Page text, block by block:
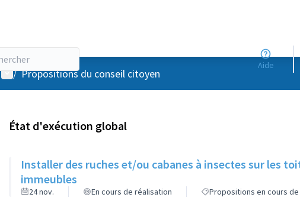
Aide
Menu utilisateur
/ Propositions du conseil citoyen
État d'exécution global
Installer des ruches et/ou cabanes à insectes sur les
immeubles
24 nov. En cours de réalisation Propositions en cours